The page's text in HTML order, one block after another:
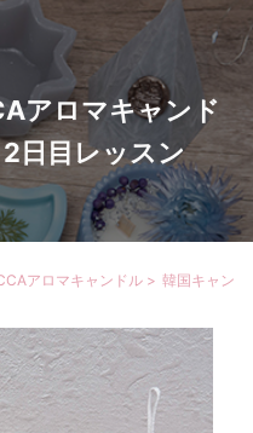
アロマキャンド
日目レッスン
アロマキャンドル > 韓国キャン